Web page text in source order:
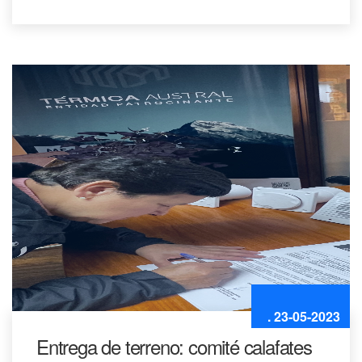
. 23-05-2023
Entrega de terreno: comité calafates